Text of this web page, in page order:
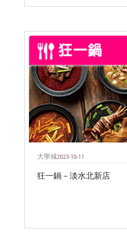
大學城2023-10-11
狂一鍋－淡水北新店